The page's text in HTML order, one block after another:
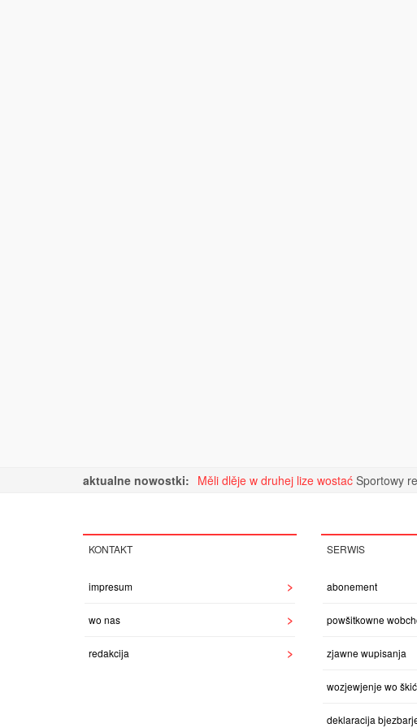
aktualne nowostki: Měli dlěje w druhej lize wostać Sportowy
KONTAKT
impresum
wo nas
redakcija
SERWIS
abonement
powšitkowne
zjawne wupisanja
wozjewjenje wo
deklaracija